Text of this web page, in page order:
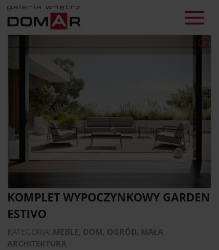
KOMPLET WYPOCZYNKOWY GARDEN
ESTIVO
KATEGORIA: MEBLE, DOM, OGRÓD, MAŁA
ARCHITEKTURA